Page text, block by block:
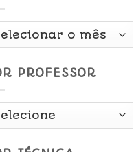
PROFESSOR